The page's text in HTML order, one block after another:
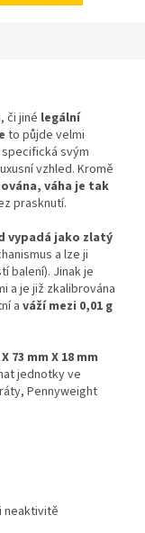
, či jiné legální
to půjde velmi
svým
vzhled. Kromě
váha je tak
prasknutí.
vypadá jako zlatý
a lze ji
balení). Jinak je
a je již zkalibrována
a váží mezi 0,01 g
73 mm X 18 mm
jednotky ve
Pennyweight
neaktivitě